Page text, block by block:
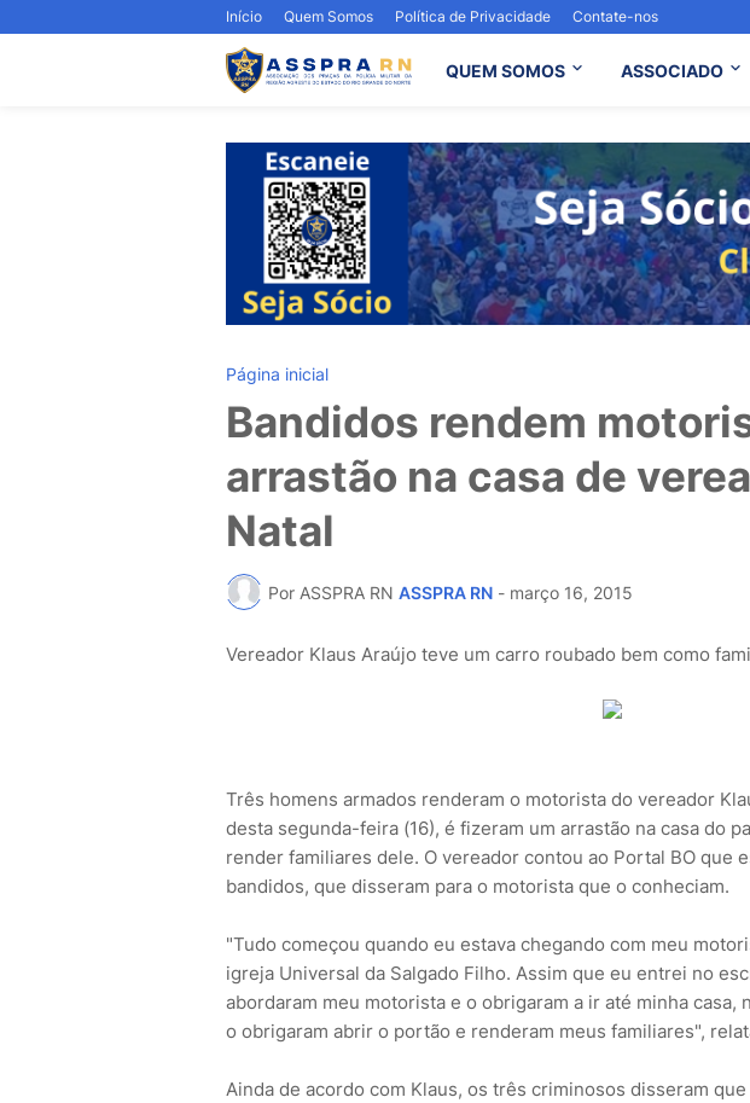
Início Quem Somos Política de Privacidade Contate-nos
QUEM SOMOS ASSOCIADO
Página inicial
Bandidos rendem
arrastão na casa de
Natal
Por ASSPRA RN ASSPRA RN - março 16, 2015
Vereador Klaus Araújo teve um carro roubado bem como
Três homens armados renderam o motorista do vereador
desta segunda-feira (16), é fizeram um arrastão na casa do
render familiares dele. O vereador contou ao Portal BO que
bandidos, que disseram para o motorista que o conheciam.
"Tudo começou quando eu estava chegando com meu
igreja Universal da Salgado Filho. Assim que eu entrei no
abordaram meu motorista e o obrigaram a ir até minha casa,
o obrigaram abrir o portão e renderam meus familiares",
Ainda de acordo com Klaus, os três criminosos disseram